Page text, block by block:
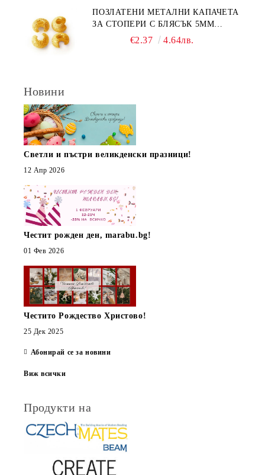
ПОЗЛАТЕНИ МЕТАЛНИ КАПАЧЕТА
ЗА СТОПЕРИ С БЛЯСЪК 5ММ
€2.37 4.64лв.
Новини
Светли и пъстри великденски празници!
12 Апр 2026
Честит рожден ден, marabu.bg!
01 Фев 2026
Честито Рождество Христово!
25 Дек 2025
Абонирай се за новини
Виж всички
Продукти на